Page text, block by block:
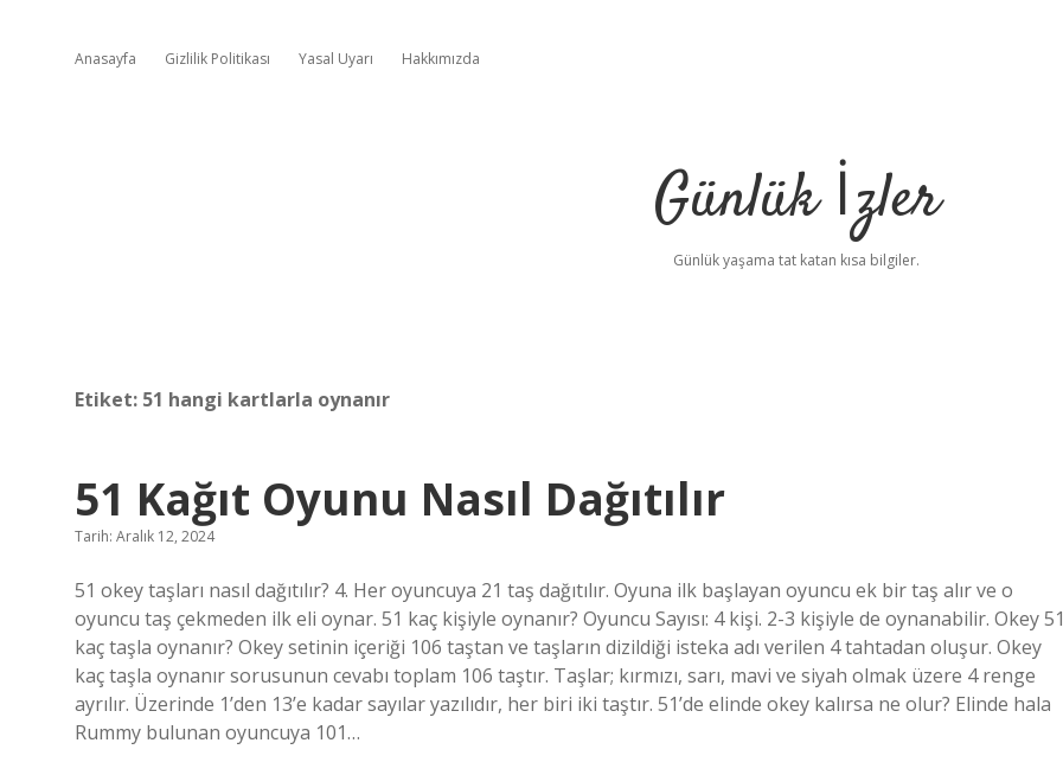
Anasayfa Gizlilik Politikası Yasal Uyarı Hakkımızda
Günlük İzler
Günlük yaşama tat katan kısa bilgiler.
Etiket: 51 hangi kartlarla oynanır
51 Kağıt Oyunu Nasıl Dağıtılır
Tarih: Aralık 12, 2024
51 okey taşları nasıl dağıtılır? 4. Her oyuncuya 21 taş dağıtılır. Oyuna ilk başlayan oyuncu ek bir taş alır ve o
oyuncu taş çekmeden ilk eli oynar. 51 kaç kişiyle oynanır? Oyuncu Sayısı: 4 kişi. 2-3 kişiyle de oynanabilir. Okey 51
kaç taşla oynanır? Okey setinin içeriği 106 taştan ve taşların dizildiği isteka adı verilen 4 tahtadan oluşur. Okey
kaç taşla oynanır sorusunun cevabı toplam 106 taştır. Taşlar; kırmızı, sarı, mavi ve siyah olmak üzere 4 renge
ayrılır. Üzerinde 1’den 13’e kadar sayılar yazılıdır, her biri iki taştır. 51’de elinde okey kalırsa ne olur? Elinde hala
Rummy bulunan oyuncuya 101…